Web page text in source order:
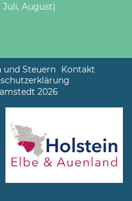
Juli, August)
und Steuern Kontakt
2026